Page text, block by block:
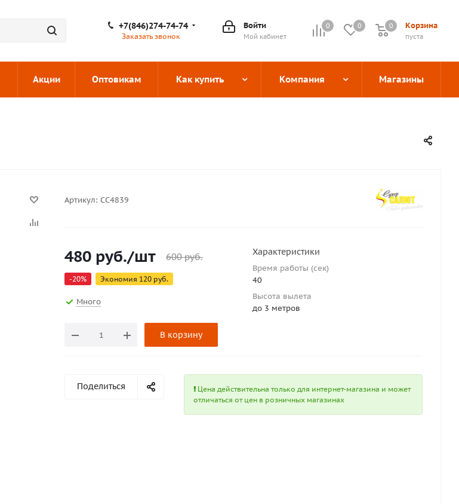
0 0 Корзина
0
пуста
0
Войти
Мой кабинет
+7(846)274-74-74
Заказать звонок
Акции Оптовикам Как купить Компания Магазины
Артикул: СС4839
480 руб./шт 600руб.
-20% Экономия 120 руб.
Много
В корзину
Характеристики
Время работы (сек)
40
Высота вылета
до 3 метров
Поделиться
Цена действительна только для интернет-магазина и может
отличаться от цен в розничных магазинах